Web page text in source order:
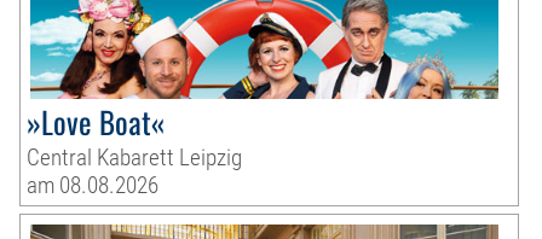
»Love Boat«
Central Kabarett Leipzig
am 08.08.2026